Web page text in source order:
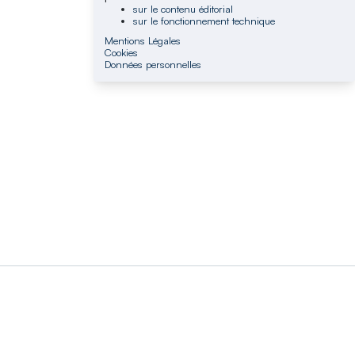
sur le contenu éditorial
sur le fonctionnement technique
Mentions Légales
Cookies
Données personnelles